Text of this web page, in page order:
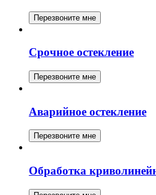
Перезвоните мне
Срочное остекление
Перезвоните мне
Аварийное остекление
Перезвоните мне
Обработка